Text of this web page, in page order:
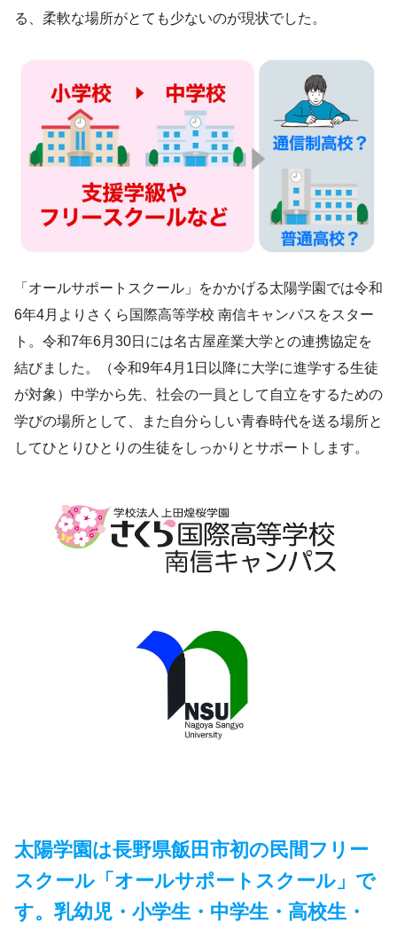
る、柔軟な場所がとても少ないのが現状でした。
「オールサポートスクール」をかかげる太陽学園では令和
6年4月よりさくら国際高等学校 南信キャンパスをスター
ト。令和7年6月30日には名古屋産業大学との連携協定を
結びました。（令和9年4月1日以降に大学に進学する生徒
が対象）中学から先、社会の一員として自立をするための
学びの場所として、また自分らしい青春時代を送る場所と
してひとりひとりの生徒をしっかりとサポートします。
太陽学園は長野県飯田市初の民間フリー
スクール「オールサポートスクール」で
す。乳幼児・小学生・中学生・高校生・